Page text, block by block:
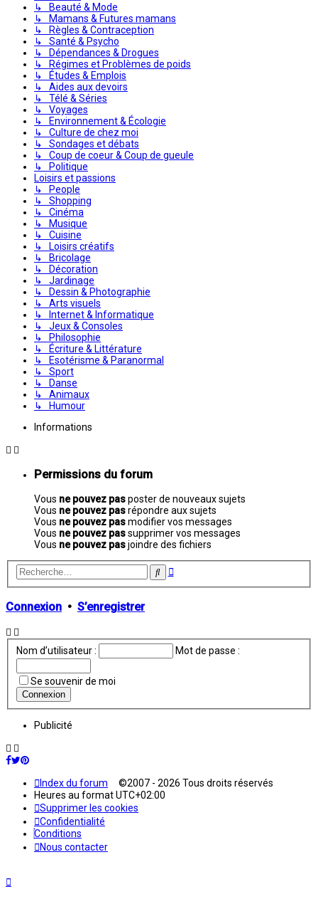
↳ Beauté & Mode
↳ Mamans & Futures mamans
↳ Règles & Contraception
↳ Santé & Psycho
↳ Dépendances & Drogues
↳ Régimes et Problèmes de poids
↳ Études & Emplois
↳ Aides aux devoirs
↳ Télé & Séries
↳ Voyages
↳ Environnement & Écologie
↳ Culture de chez moi
↳ Sondages et débats
↳ Coup de coeur & Coup de gueule
↳ Politique
Loisirs et passions
↳ People
↳ Shopping
↳ Cinéma
↳ Musique
↳ Cuisine
↳ Loisirs créatifs
↳ Bricolage
↳ Décoration
↳ Jardinage
↳ Dessin & Photographie
↳ Arts visuels
↳ Internet & Informatique
↳ Jeux & Consoles
↳ Philosophie
↳ Écriture & Littérature
↳ Esotérisme & Paranormal
↳ Sport
↳ Danse
↳ Animaux
↳ Humour
Informations
Permissions du forum
Vous ne pouvez pasposter de nouveaux sujets
Vous ne pouvez pasrépondre aux sujets
Vous ne pouvez pasmodifier vos messages
Vous ne pouvez passupprimer vos messages
Vous ne pouvez pasjoindre des fichiers
Rechercher
Recherche
Connexion • S’enregistrer
Nom d’utilisateur : Mot de passe :
Se souvenir de moi
Publicité
Index du forum ©2007 - 2026 Tous droits réservés
Heures au formatUTC+02:00
Supprimer les cookies
Confidentialité
Conditions
Nous contacter